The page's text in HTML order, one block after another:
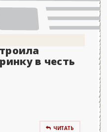
в честь
ЧИТАТЬ